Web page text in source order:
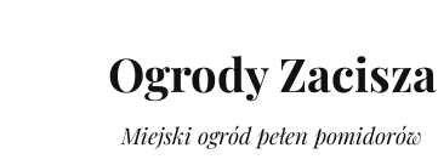
Ogrody Zacisza
Miejski ogród pełen pomidorów